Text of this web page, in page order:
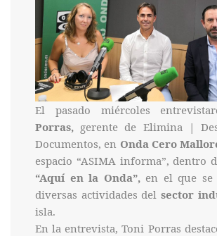
El pasado miércoles
Porras, gerente de Elimina |
Documentos, en Onda Cero
espacio “ASIMA informa”, dentro
“Aquí en la Onda”, en el que se
diversas actividades del sector
isla.
En la entrevista, Toni Porras